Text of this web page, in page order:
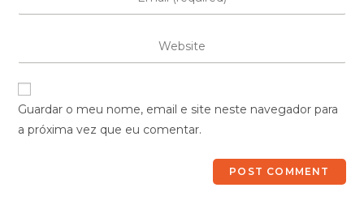
Guardar o meu nome, email e site neste navegador para
a próxima vez que eu comentar.